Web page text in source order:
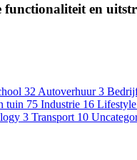
functionaliteit en
32 Autoverhuur 3
tuin 75 Industrie 16 Lifestyle
3 Transport 10